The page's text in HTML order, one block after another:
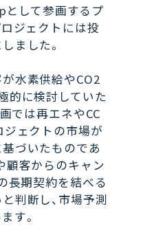
して参画するプ
ジェクトには投
ました。
水素供給やCO2
的に検討していた
では再エネやCC
ジェクトの市場が
づいたものであ
顧客からのキャン
長期契約を結べる
判断し、市場予測
す。